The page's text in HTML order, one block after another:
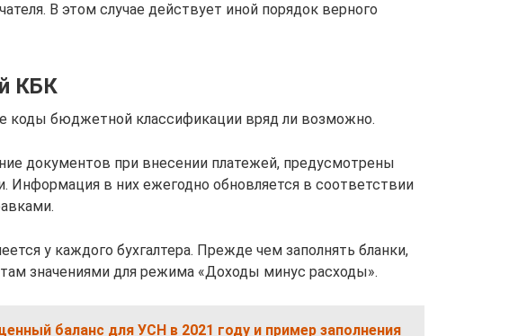
В этом случае действует иной порядок верного
КБК
коды бюджетной классификации вряд ли возможно.
документов при внесении платежей, предусмотрены
Информация в них ежегодно обновляется в соответствии
у каждого бухгалтера. Прежде чем заполнять бланки,
значениями для режима «Доходы минус расходы».
баланс для УСН в 2021 году и пример заполнения